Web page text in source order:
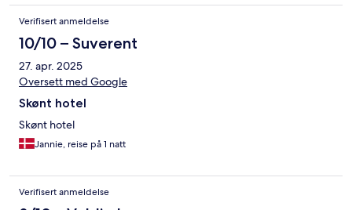
Verifisert anmeldelse
10/10 – Suverent
27. apr. 2025
Oversett med Google
Skønt hotel
Skønt hotel
Jannie, reise på 1 natt
Verifisert anmeldelse